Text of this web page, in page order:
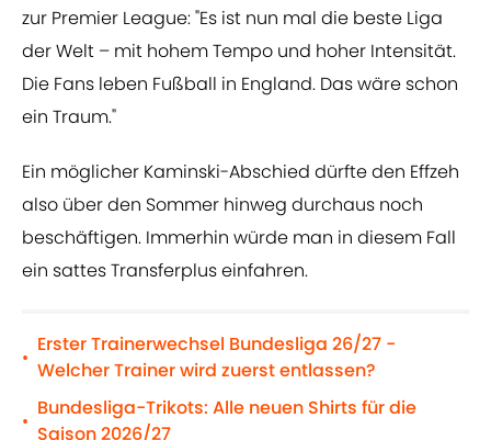
zur Premier League: "Es ist nun mal die beste Liga
der Welt – mit hohem Tempo und hoher Intensität.
Die Fans leben Fußball in England. Das wäre schon
ein Traum."
Ein möglicher Kaminski-Abschied dürfte den Effzeh
also über den Sommer hinweg durchaus noch
beschäftigen. Immerhin würde man in diesem Fall
ein sattes Transferplus einfahren.
•
Erster Trainerwechsel Bundesliga 26/27 -
Welcher Trainer wird zuerst entlassen?
•
Bundesliga-Trikots: Alle neuen Shirts für die
Saison 2026/27